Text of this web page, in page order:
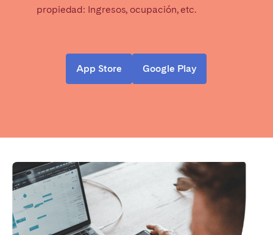
propiedad: Ingresos, ocupación, etc.
App Store Google Play